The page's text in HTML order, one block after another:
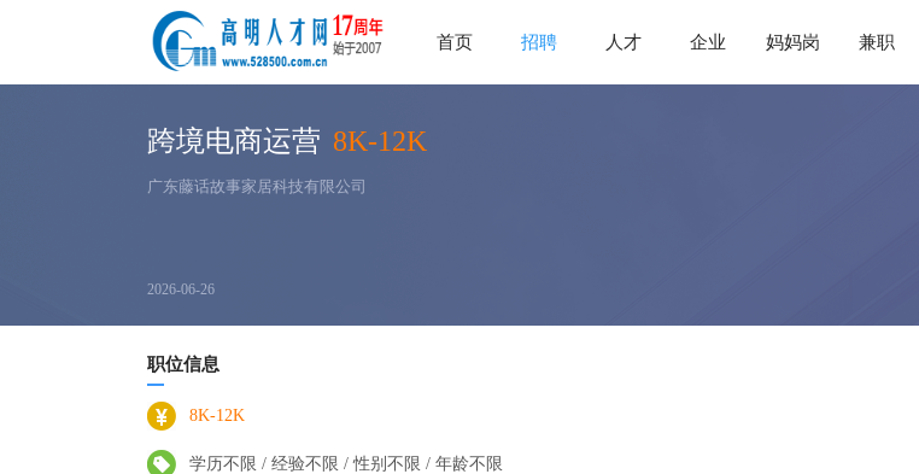
首页 招聘 人才 企业 妈妈岗 兼职
跨境电商运营 8K-12K
广东藤话故事家居科技有限公司
2026-06-26
职位信息
8K-12K
学历不限 / 经验不限 / 性别不限 / 年龄不限